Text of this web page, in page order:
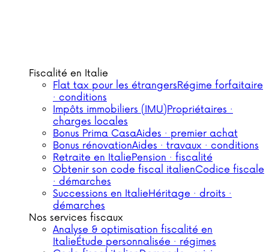
Fiscalité en Italie
Flat tax pour les étrangersRégime forfaitaire
· conditions
Impôts immobiliers (IMU)Propriétaires ·
charges locales
Bonus Prima CasaAides · premier achat
Bonus rénovationAides · travaux · conditions
Retraite en ItaliePension · fiscalité
Obtenir son code fiscal italienCodice fiscale
· démarches
Successions en ItalieHéritage · droits ·
démarches
Nos services fiscaux
Analyse & optimisation fiscalité en
ItalieÉtude personnalisée · régimes